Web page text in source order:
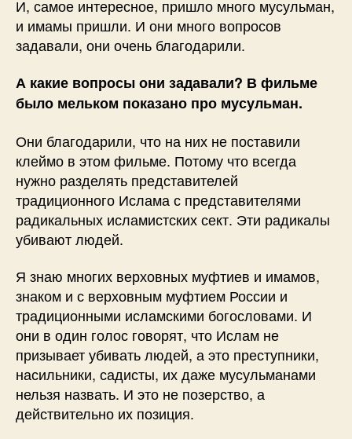
И, самое интересное, пришло много мусульман,
и имамы пришли. И они много вопросов
задавали, они очень благодарили.
А какие вопросы они задавали? В фильме
было мельком показано про мусульман.
Они благодарили, что на них не поставили
клеймо в этом фильме. Потому что всегда
нужно разделять представителей
традиционного Ислама с представителями
радикальных исламистских сект. Эти радикалы
убивают людей.
Я знаю многих верховных муфтиев и имамов,
знаком и с верховным муфтием России и
традиционными исламскими богословами. И
они в один голос говорят, что Ислам не
призывает убивать людей, а это преступники,
насильники, садисты, их даже мусульманами
нельзя назвать. И это не позерство, а
действительно их позиция.